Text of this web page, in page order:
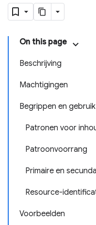
On this page
Beschrijving
Machtigingen
Begrippen en gebruik
Patronen voor
Patroonvoorrang
Primaire en
Resource-
Voorbeelden